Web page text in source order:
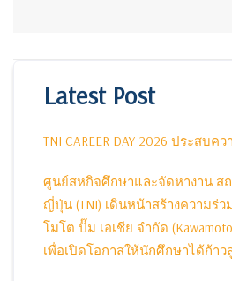
Latest Post
TNI CAREER DAY 2026 ประสบค
ศูนย์สหกิจศึกษาและจัดหางาน ส
ญี่ปุ่น (TNI) เดินหน้าสร้างความร่
โมโต ปั๊ม เอเชีย จำกัด (Kawamoto
เพื่อเปิดโอกาสให้นักศึกษาได้ก้าว